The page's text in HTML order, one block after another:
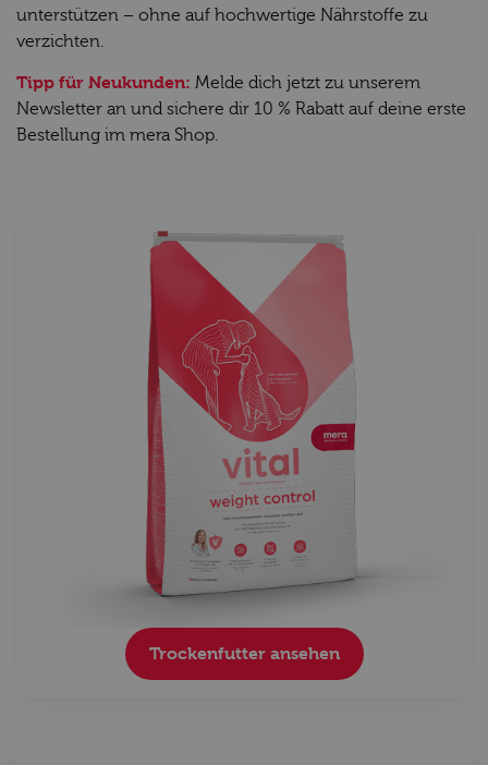
unterstützen – ohne auf hochwertige Nährstoffe zu
verzichten.
Tipp für Neukunden: Melde dich jetzt zu unserem
Newsletter an und sichere dir 10 % Rabatt auf deine erste
Bestellung im mera Shop.
Trockenfutter ansehen